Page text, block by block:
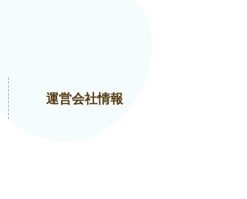
運営会社情報